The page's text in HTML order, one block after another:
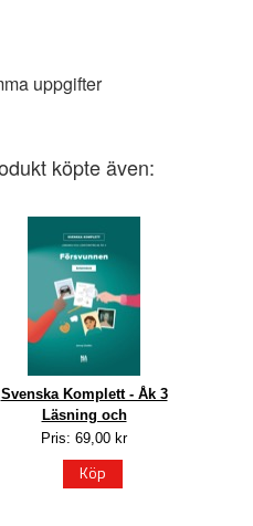
uppgifter
köpte även:
Svenska Komplett - Åk 3
Läsning och
Pris: 69,00 kr
Köp